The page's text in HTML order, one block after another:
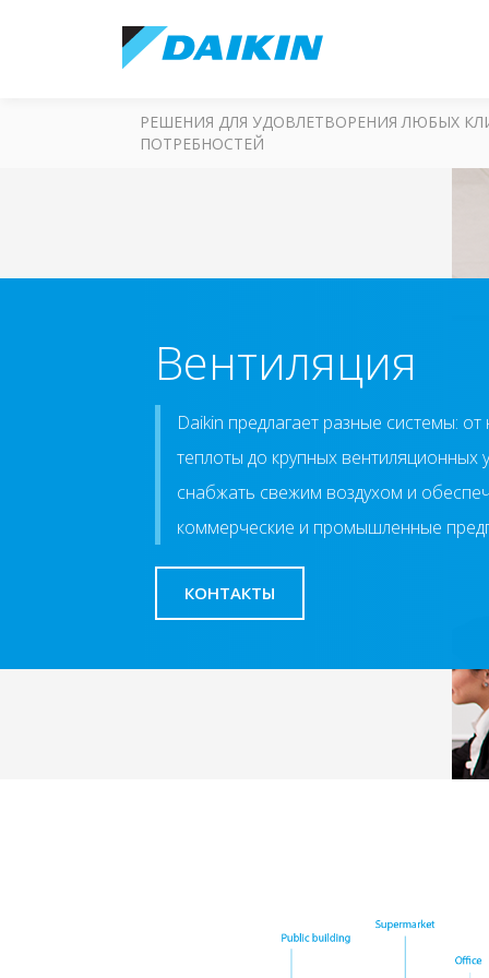
РЕШЕНИЯ ДЛЯ УДОВЛЕТВОРЕНИЯ ЛЮБЫХ
ПОТРЕБНОСТЕЙ
Вентиляция
Daikin предлагает разные системы:
теплоты до крупных
снабжать свежим воздухом и
коммерческие и промышленные
КОНТАКТЫ